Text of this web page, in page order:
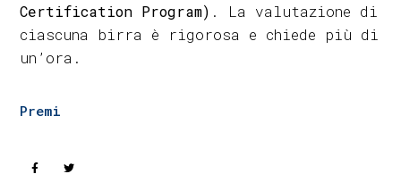
Certification Program) . La valutazione di
ciascuna birra è rigorosa e chiede più di
un’ora.
Premi